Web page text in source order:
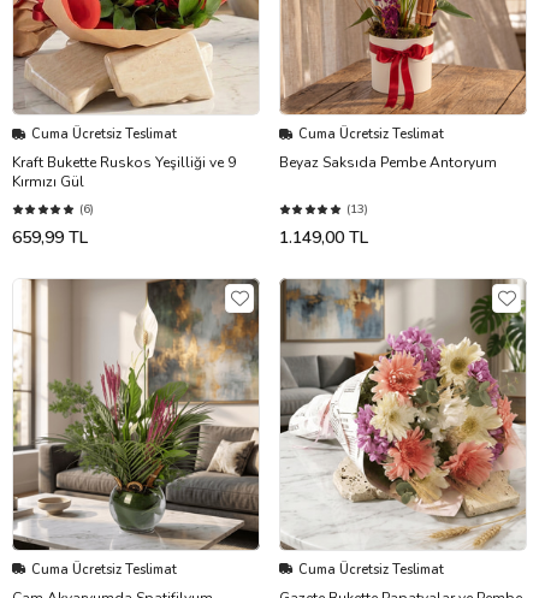
Cuma Ücretsiz Teslimat
Kraft Bukette Ruskos Yeşilliği ve 9
Kırmızı Gül
(6)
659,99 TL
Cuma Ücretsiz Teslimat
Beyaz Saksıda Pembe Antoryum
(13)
1.149,00 TL
Cuma Ücretsiz Teslimat Cuma Ücretsiz Teslimat